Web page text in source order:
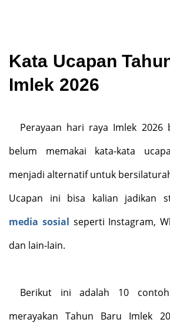
Kata Ucapan
Imlek 2026
Perayaan hari raya Imlek 2026
belum memakai kata-kata
menjadi alternatif untuk
Ucapan ini bisa kalian jadikan
media sosial seperti Instagram,
dan lain-lain.
Berikut ini adalah 10
merayakan Tahun Baru Imlek